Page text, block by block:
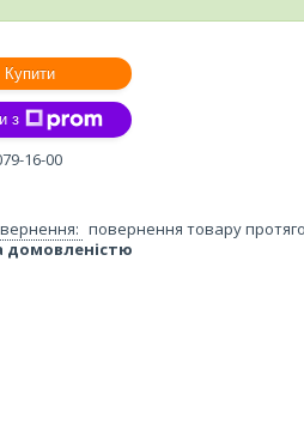
Купити
з
16-00
повернення товару
домовленістю